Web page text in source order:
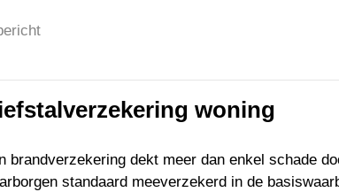
woning
brandverzekering dekt meer dan enkel schade
standaard meeverzekerd in de